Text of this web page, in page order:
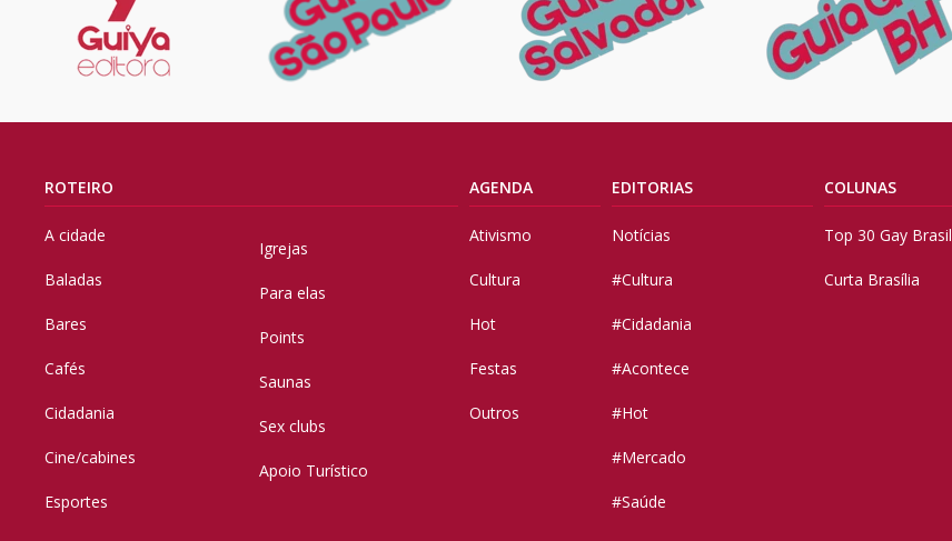
ROTEIRO
A cidade
Baladas
Bares
Cafés
Cidadania
Cine/cabines
Esportes
Igrejas
Para elas
Points
Saunas
Sex clubs
Apoio Turístico
AGENDA
Ativismo
Cultura
Hot
Festas
Outros
EDITORIAS
Notícias
#Cultura
#Cidadania
#Acontece
#Hot
#Mercado
#Saúde
COLUNAS
Top 30 Gay Brasil
Curta Brasília